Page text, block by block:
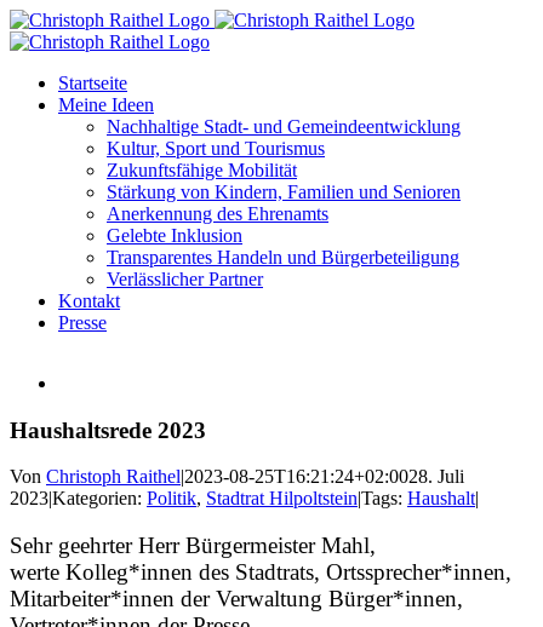
Skip
to
Startseite
Meine Ideen
Nachhaltige Stadt- und Gemeindeentwicklung
Kultur, Sport und Tourismus
Zukunftsfähige Mobilität
Stärkung von Kindern, Familien und Senioren
Anerkennung des Ehrenamts
Gelebte Inklusion
Transparentes Handeln und Bürgerbeteiligung
Verlässlicher Partner
Kontakt
Presse
Bild
Haushaltsrede 2023
Von Christoph Raithel|2023-08-25T16:21:24+02:0028. Juli
2023|Kategorien: Politik, Stadtrat Hilpoltstein|Tags: Haushalt|
Sehr geehrter Herr Bürgermeister Mahl,
werte Kolleg*innen des Stadtrats, Ortssprecher*innen,
Mitarbeiter*innen der Verwaltung Bürger*innen,